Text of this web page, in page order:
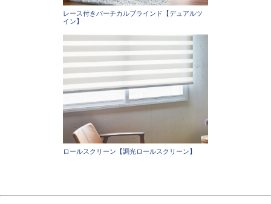
レース付きバーチカルブラインド【デュアルツ
イン】
ロールスクリーン【調光ロールスクリーン】